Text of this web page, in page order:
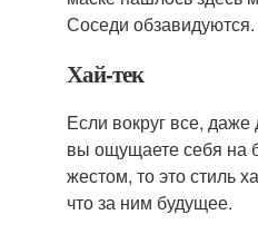
Соседи обзавидуются.
Хай-тек
Если вокруг все,
вы ощущаете себя на
жестом, то это стиль
что за ним будущее.